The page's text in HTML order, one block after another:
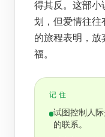
得其反。这部小
划，但爱情往往
的旅程表明，放
福。
记住
试图控制人
的联系。